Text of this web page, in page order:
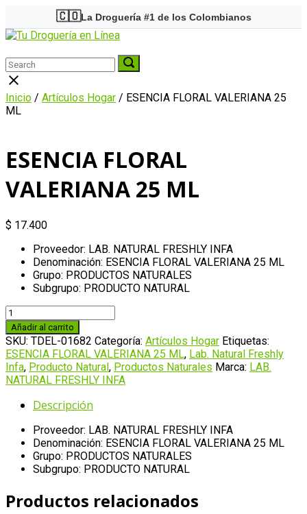
content
🇨🇴La Droguería #1 de los Colombianos
Home
Menu
Search
for:
Search
for:
Search
Close
search
bar
Inicio / Artículos Hogar / ESENCIA FLORAL VALERIANA 25
ML
ESENCIA FLORAL
VALERIANA 25 ML
$ 17.400
Proveedor: LAB. NATURAL FRESHLY INFA
Denominación: ESENCIA FLORAL VALERIANA 25 ML
Grupo: PRODUCTOS NATURALES
Subgrupo: PRODUCTO NATURAL
ESENCIA
FLORAL
VALERIANA
25
ML
cantidad
Añadir al carrito
SKU: TDEL-01682 Categoría: Artículos Hogar Etiquetas:
ESENCIA FLORAL VALERIANA 25 ML, Lab. Natural Freshly
Infa, Producto Natural, Productos Naturales Marca: LAB.
NATURAL FRESHLY INFA
Descripción
Proveedor: LAB. NATURAL FRESHLY INFA
Denominación: ESENCIA FLORAL VALERIANA 25 ML
Grupo: PRODUCTOS NATURALES
Subgrupo: PRODUCTO NATURAL
Productos relacionados